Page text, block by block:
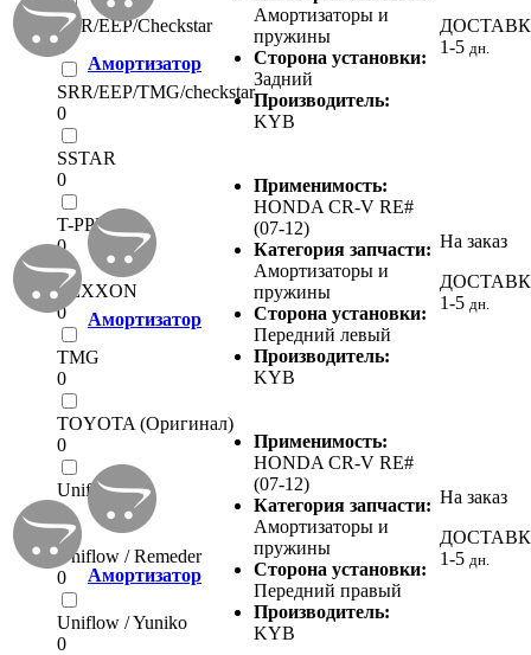
SRR/EEP/Checkstar
0
SRR/EEP/TMG/checkstar
0
SSTAR
0
T-PPD
0
TEXXON
0
TMG
0
TOYOTA (Оригинал)
0
Uniflow
0
Uniflow / Remeder
0
Uniflow / Yuniko
0
Амортизатор
Амортизаторы и
пружины
Сторона установки:
Задний
Производитель:
KYB
1-5 дн.
Амортизатор
Применимость:
HONDA CR-V RE#
(07-12)
Категория запчасти:
Амортизаторы и
пружины
Сторона установки:
Передний левый
Производитель:
KYB
На заказ
1-5 дн.
Амортизатор
Применимость:
HONDA CR-V RE#
(07-12)
Категория запчасти:
Амортизаторы и
пружины
Сторона установки:
Передний правый
Производитель:
KYB
На заказ
1-5 дн.